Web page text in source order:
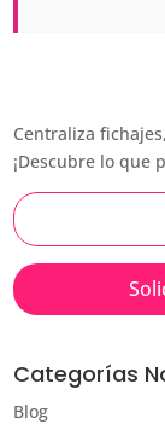
Centraliza
¡Descubre lo que
Categorías
Blog